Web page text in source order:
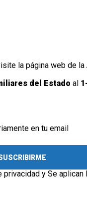
la página web de la
del Estado al
en tu email
privacidad y Se aplican